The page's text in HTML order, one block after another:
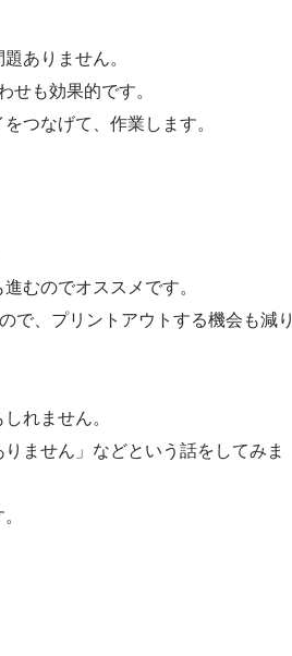
ありません。
も効果的です。
つなげて、作業します。
むのでオススメです。
で、プリントアウトする機会も減り
れません。
ません」などという話をしてみま